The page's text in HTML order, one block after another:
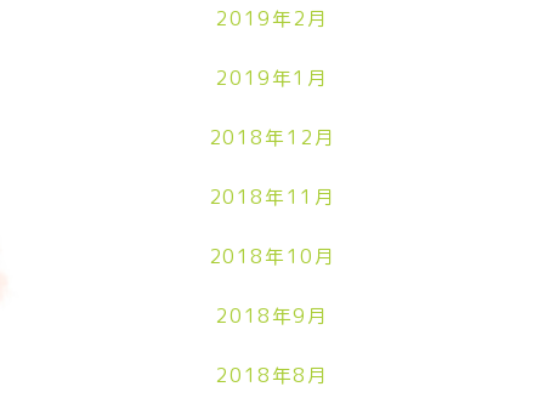
2019年2月
2019年1月
2018年12月
2018年11月
2018年10月
2018年9月
2018年8月